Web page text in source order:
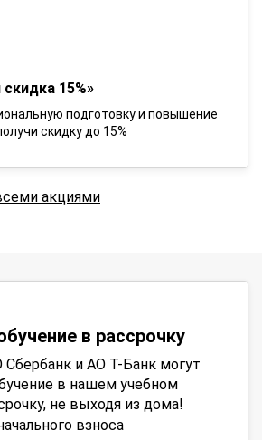
15%»
подготовку и повышение
скидку до 15%
акциями
в рассрочку
и АО Т-Банк могут
в нашем учебном
не выходя из дома!
взноса